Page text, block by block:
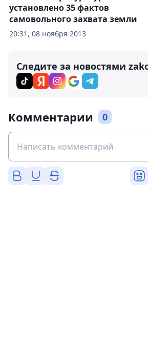
20:31, 08 ноября 2013
установлено 35 фактов
самовольного захвата земли
Следите за новостями
Комментарии 0